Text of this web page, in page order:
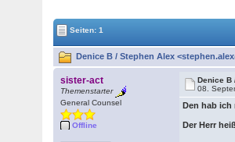
Seiten: 1
Denice B / Stephen Alex
sister-act
Themenstarter
General Counsel
Offline
Denice B
08.
Den hab
Der Herr